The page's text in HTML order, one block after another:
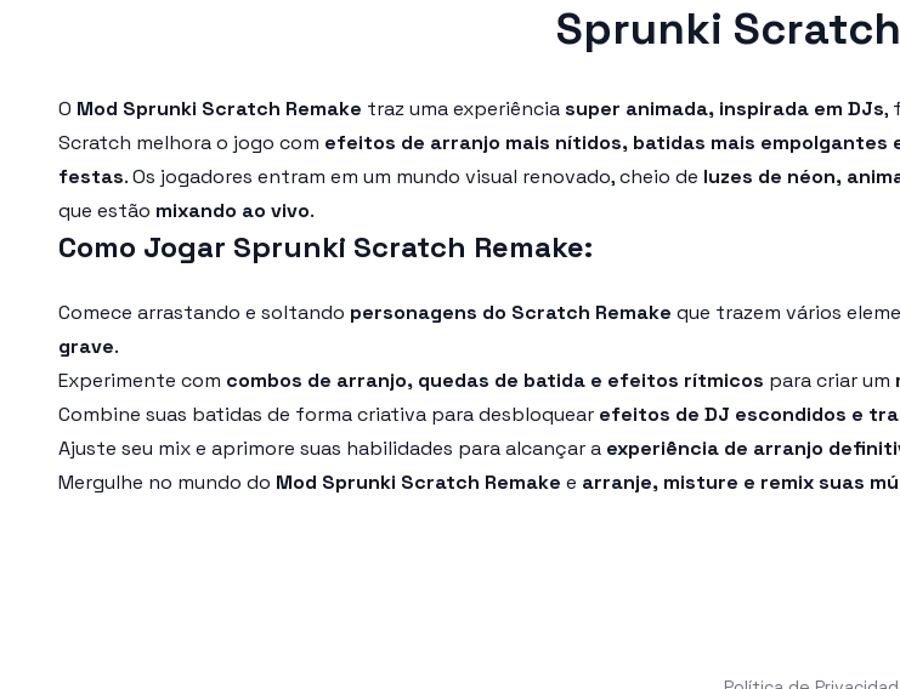
Sprunki
O Mod Sprunki Scratch Remake traz uma experiênciasuper animada, inspirada em DJs,
Scratch melhora o jogo com efeitos de arranjo mais nítidos, batidas mais empolgantes
festas. Os jogadores entram em um mundo visual renovado, cheio de luzes de néon,
que estão mixando ao vivo.
Como Jogar Sprunki Scratch Remake:
Comece arrastando e soltando personagens do Scratch Remake que trazem vários
grave.
Experimente com combos de arranjo, quedas de batida e efeitos rítmicos para criar um
Combine suas batidas de forma criativa para desbloquear efeitos de DJ escondidos e
Ajuste seu mix e aprimore suas habilidades para alcançar a experiência de arranjo
Mergulhe no mundo do Mod Sprunki Scratch Remake e arranje, misture e remix suas